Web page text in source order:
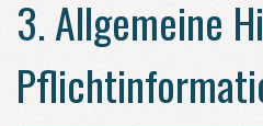
3. Allgemeine